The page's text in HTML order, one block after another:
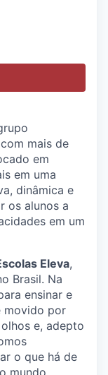
mais de
em
em uma
dinâmica e
os alunos a
em um
Eleva,
Brasil. Na
ensinar e
movido por
e, adepto
o que há de
mundo.